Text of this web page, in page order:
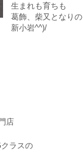
生まれも育ちも
葛飾、柴又となりの
新小岩^^)/
店
ラスの